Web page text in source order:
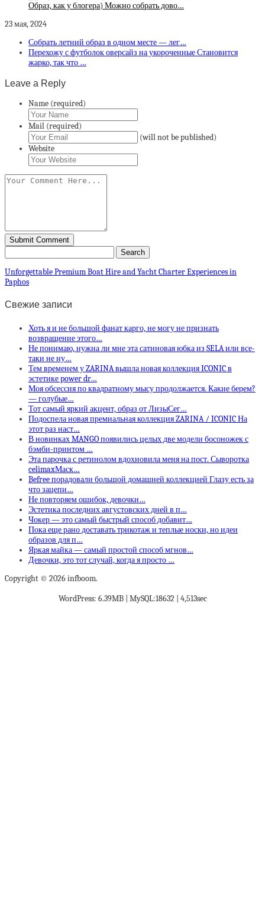
Образ, как у блогера) Можно собрать дово…
23 мая, 2024
Собрать летний образ в одном месте — лег…
Перехожу с футболок оверсайз на укороченные Становится
жарко, так что …
Leave a Reply
Name (required)
Mail (required)
(will not be published)
Website
Unforgettable Premium Boat Hire and Yacht Charter Experiences in
Paphos
Свежие записи
Хоть я и не большой фанат карго, не могу не признать
возвращение этого…
Не понимаю, нужна ли мне эта сатиновая юбка из SELA или все-
таки не ну…
Тем временем у ZARINA вышла новая коллекция ICONIC в
эстетике power dr…
Моя обсессия по квадратному мысу продолжается. Какие берем?
— голубые…
Тот самый яркий акцент, образ от ЛизыСег…
Подоспела новая премиальная коллекция ZARINA / ICONIC На
этот раз наст…
В новинках MANGO появились целых две модели босоножек с
бэмби-принтом …
Эта парочка с ретинолом вдохновила меня на пост. Сыворотка
celimaxМаск…
Befree порадовали большой домашней коллекцией Глазу есть за
что зацепи…
Не повторяем ошибок, девочки…
Эстетика последних августовских дней в п…
Чокер — это самый быстрый способ добавит…
Пока еще рано доставать трикотаж и теплые носки, но идеи
образов для п…
Яркая майка — самый простой способ мгнов…
Девочки, это тот случай, когда я просто …
Copyright © 2026 infboom.
WordPress: 6.39MB | MySQL:18632 | 4,513sec